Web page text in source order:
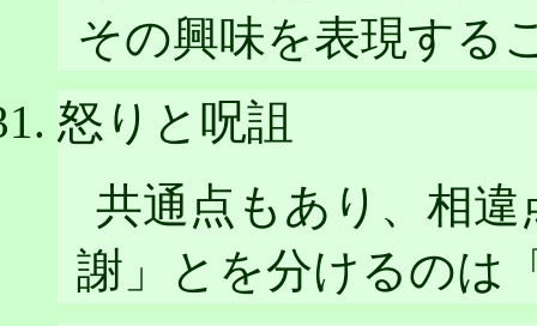
その興味を表現する
怒りと呪詛
共通点もあり、相
謝」とを分けるのは